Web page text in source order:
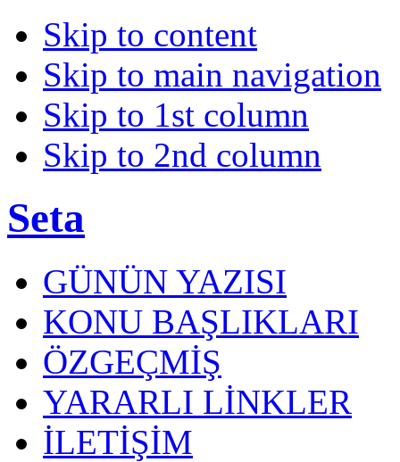
Skip to content
Skip to main navigation
Skip to 1st column
Skip to 2nd column
Seta
GÜNÜN YAZISI
KONU BAŞLIKLARI
ÖZGEÇMİŞ
YARARLI LİNKLER
İLETİŞİM